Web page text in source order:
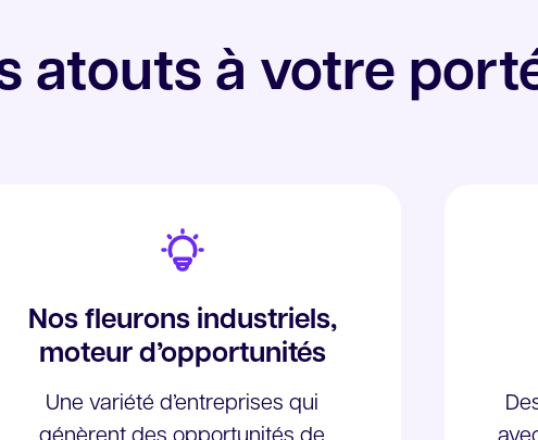
atouts à votre
Nos fleurons industriels,
moteur d’opportunités
Une variété d’entreprises qui